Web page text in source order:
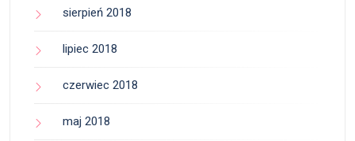
sierpień 2018
lipiec 2018
czerwiec 2018
maj 2018